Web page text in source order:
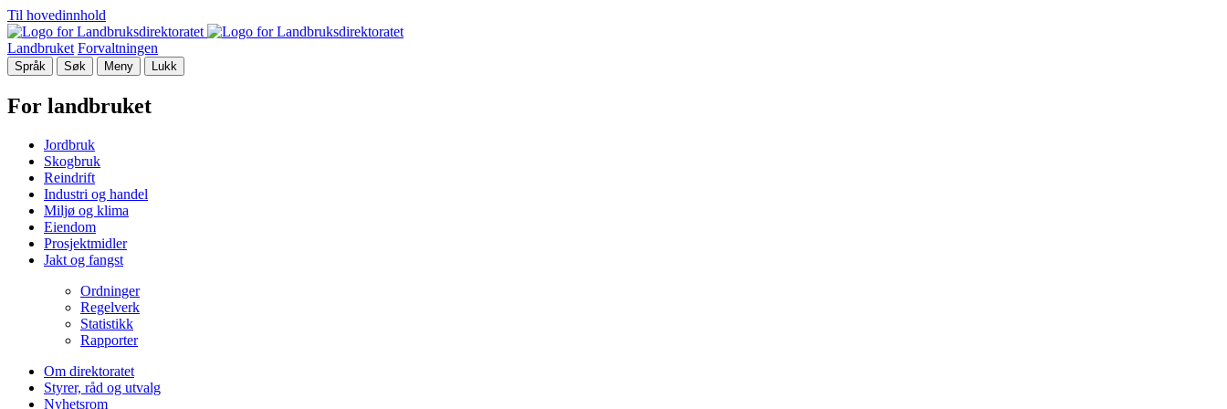
Til hovedinnhold
Landbruket Forvaltningen
Språk Søk Meny Lukk
For landbruket
Jordbruk
Skogbruk
Reindrift
Industri og handel
Miljø og klima
Eiendom
Prosjektmidler
Jakt og fangst
Ordninger
Regelverk
Statistikk
Rapporter
Om direktoratet
Styrer, råd og utvalg
Nyhetsrom